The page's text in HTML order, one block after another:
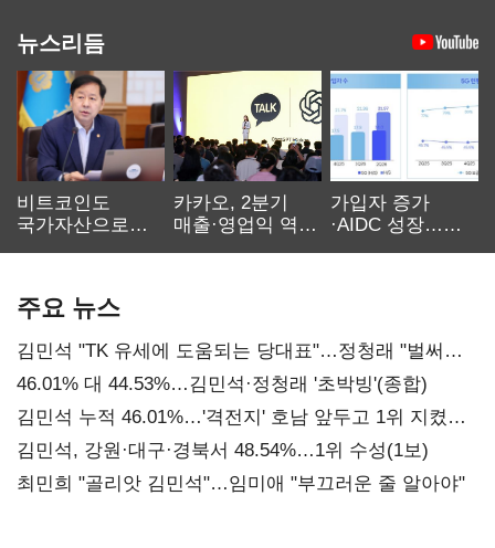
뉴스리듬
비트코인도
국가자산으로…'
카카오, 2분기
매출·영업익 역대
가입자 증가
·AIDC 성장…
주요 뉴스
김민석 "TK 유세에 도움되는 당대표"…정청래 "벌써
대표된 양 당직 배분"
46.01% 대 44.53%…김민석·정청래 '초박빙'(종합)
김민석 누적 46.01%…'격전지' 호남 앞두고 1위 지켰다
(2보)
김민석, 강원·대구·경북서 48.54%…1위 수성(1보)
최민희 "골리앗 김민석"…임미애 "부끄러운 줄 알아야"